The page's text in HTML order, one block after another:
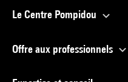
Le Centre Pompidou
Offre aux professionnels